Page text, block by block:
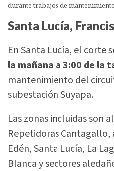
durante trabajos de
Santa Lucía,
En Santa Lucía, el corte
la mañana a 3:00 de la
mantenimiento del
subestación Suyapa.
Las zonas incluidas son
Repetidoras Cantagallo,
Edén, Santa Lucía, La
Blanca y sectores